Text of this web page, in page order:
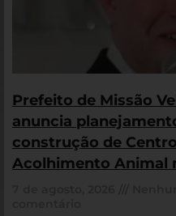
Prefeito de Missão
anuncia
construção de
Acolhimento Animal